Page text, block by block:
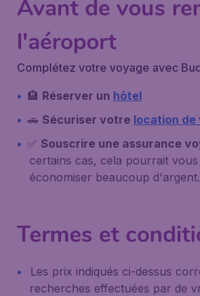
Avant de vous
l'aéroport
Complétez votre voyage avec
🏨 Réserver un hôtel
🚗 Sécuriser votre location de
✅ Souscrire une assurance
certains cas, cela pourrait vous
économiser beaucoup d'argent.
Termes et
Les prix indiqués ci-dessus
recherches effectuées par de